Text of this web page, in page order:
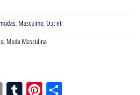
, Masculino, Outlet
, Moda Masculina
EmailTumblrPinterest